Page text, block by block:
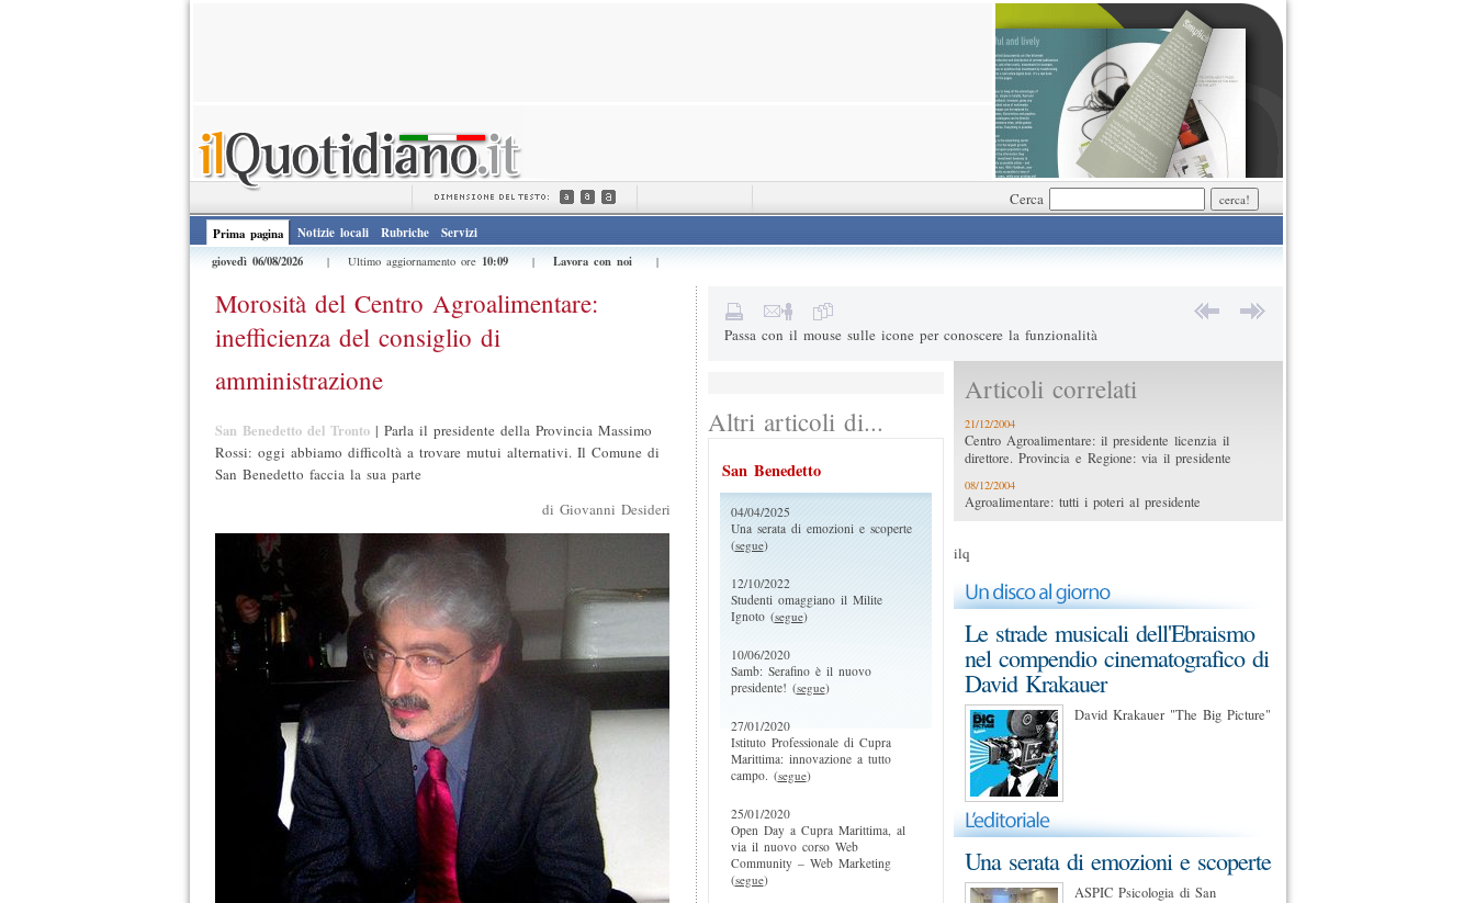
Cerca
Prima pagina Notizie locali Rubriche
Servizi
giovedì 06/08/2026
| Ultimo aggiornamento ore 10:09| Lavora con noi|
Morosità del Centro Agroalimentare:
inefficienza del consiglio di
amministrazione
San Benedetto del Tronto| Parla il presidente della Provincia Massimo
Rossi: oggi abbiamo difficoltà a trovare mutui alternativi. Il Comune di
San Benedetto faccia la sua parte
di Giovanni Desideri
Passa con il mouse sulle icone per conoscere la funzionalità
Il tuo nome *
Messaggio
Altri articoli di...
San Benedetto
04/04/2025
Una serata di emozioni e scoperte
(segue)
12/10/2022
Studenti omaggiano il Milite
Ignoto (segue)
10/06/2020
Samb: Serafino è il nuovo
presidente! (segue)
27/01/2020
Istituto Professionale di Cupra
Marittima: innovazione a tutto
campo. (segue)
25/01/2020
Open Day a Cupra Marittima, al
via il nuovo corso Web
Community – Web Marketing
(segue)
Articoli correlati
21/12/2004
Centro Agroalimentare: il presidente licenzia il
direttore. Provincia e Regione: via il presidente
08/12/2004
Agroalimentare: tutti i poteri al presidente
ilq
Le strade musicali dell'Ebraismo
nel compendio cinematografico di
David Krakauer
David Krakauer "The Big Picture"
Una serata di emozioni e scoperte
ASPIC Psicologia di San